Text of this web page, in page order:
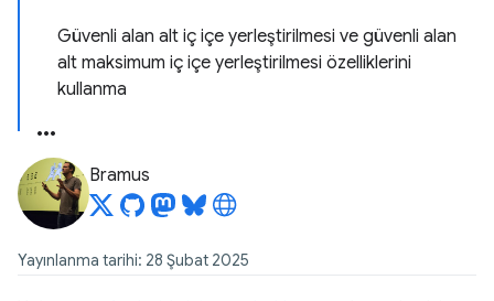
Güvenli alan alt iç içe yerleştirilmesi ve güvenli alan
alt maksimum iç içe yerleştirilmesi özelliklerini
kullanma
Bramus
Yayınlanma tarihi: 28 Şubat 2025